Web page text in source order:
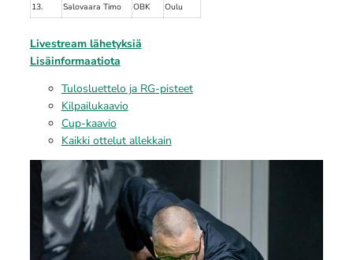
13.
Salovaara Timo OBK Oulu
Livestream lähetyksiä
Lisäinformaatiota
Tulosluettelo ja RG-pisteet
Kilpailukaavio
Cup-kaavio
Kaikki ottelut allekkain